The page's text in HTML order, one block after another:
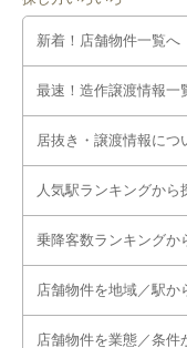
新着！店舗物件一覧へ
最速！造作譲渡情報一
居抜き・譲渡情報につ
人気駅ランキングから
乗降客数ランキングか
店舗物件を地域／駅か
店舗物件を業態／条件